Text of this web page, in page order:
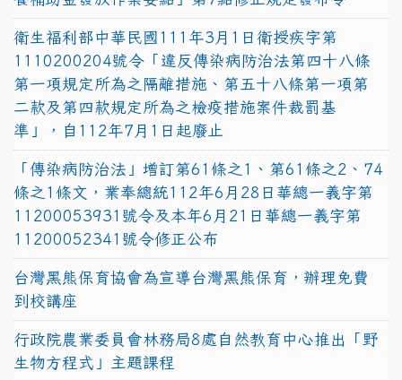
衛生福利部中華民國111年3月1日衛授疾字第
1110200204號令「違反傳染病防治法第四十八條
第一項規定所為之隔離措施、第五十八條第一項第
二款及第四款規定所為之檢疫措施案件裁罰基
準」，自112年7月1日起廢止
「傳染病防治法」增訂第61條之1、第61條之2、74
條之1條文，業奉總統112年6月28日華總一義字第
11200053931號令及本年6月21日華總一義字第
11200052341號令修正公布
台灣黑熊保育協會為宣導台灣黑熊保育，辦理免費
到校講座
行政院農業委員會林務局8處自然教育中心推出「野
生物方程式」主題課程